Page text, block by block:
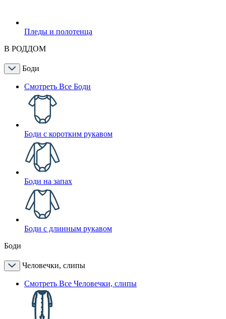
Пледы и полотенца
В РОДДОМ
Боди
Смотреть Все Боди
Боди с коротким рукавом
Боди на запах
Боди с длинным рукавом
Боди
Человечки, слипы
Смотреть Все Человечки, слипы